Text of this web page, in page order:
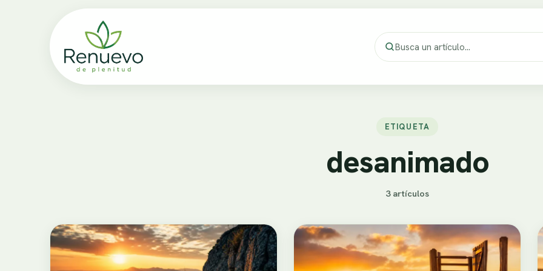
ETIQUETA
desanimado
3 artículos